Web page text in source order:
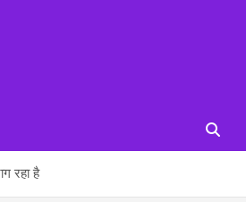
रहा है